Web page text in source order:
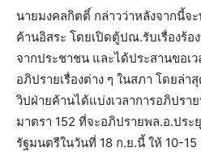
นายมงคลกิตติ์ กล่าวว่าหลังจากนี้จ
ค้านอิสระ โดยเปิดตู้ปณ.รับเรื่องร้อ
จากประชาชน และได้ประสานขอเ
อภิปรายเรื่องต่าง ๆ ในสภา โดยล่
วิปฝ่ายค้านได้แบ่งเวลาการอภิปรา
มาตรา 152 ที่จะอภิปรายพล.อ.ปร
รัฐมนตรีในวันที่ 18 ก.ย.นี้ ให้ 10-